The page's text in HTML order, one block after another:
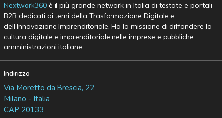
Nextwork360è il più grande network in Italia di testate e portali
B2B dedicati ai temi della Trasformazione Digitale e
dell’Innovazione Imprenditoriale. Ha la missione di diffondere la
cultura digitale e imprenditoriale nelle imprese e pubbliche
amministrazioni italiane.
Indirizzo
Via Moretto da Brescia, 22
Milano - Italia
CAP 20133